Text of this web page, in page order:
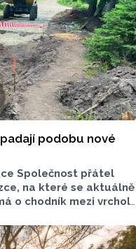
podobu nové
Společnost přátel
na které se aktuálně
o chodník mezi vrcholy
jen poškodí, chodník